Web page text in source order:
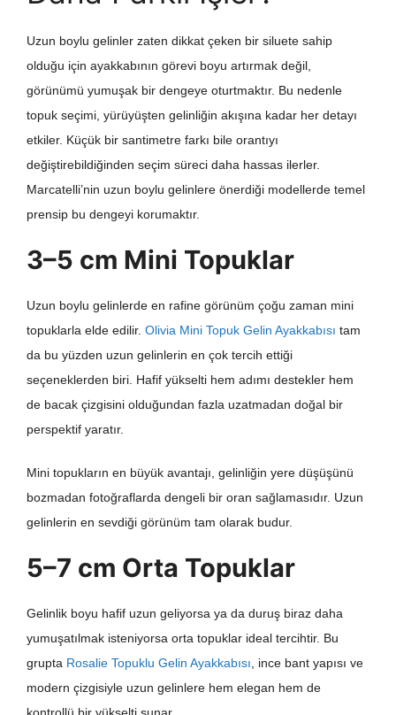
Uzun boylu gelinler zaten dikkat çeken bir siluete sahip
olduğu için ayakkabının görevi boyu artırmak değil,
görünümü yumuşak bir dengeye oturtmaktır. Bu nedenle
topuk seçimi, yürüyüşten gelinliğin akışına kadar her detayı
etkiler. Küçük bir santimetre farkı bile orantıyı
değiştirebildiğinden seçim süreci daha hassas ilerler.
Marcatelli’nin uzun boylu gelinlere önerdiği modellerde temel
prensip bu dengeyi korumaktır.
3–5 cm Mini Topuklar
Uzun boylu gelinlerde en rafine görünüm çoğu zaman mini
topuklarla elde edilir. Olivia Mini Topuk Gelin Ayakkabısı tam
da bu yüzden uzun gelinlerin en çok tercih ettiği
seçeneklerden biri. Hafif yükselti hem adımı destekler hem
de bacak çizgisini olduğundan fazla uzatmadan doğal bir
perspektif yaratır.
Mini topukların en büyük avantajı, gelinliğin yere düşüşünü
bozmadan fotoğraflarda dengeli bir oran sağlamasıdır. Uzun
gelinlerin en sevdiği görünüm tam olarak budur.
5–7 cm Orta Topuklar
Gelinlik boyu hafif uzun geliyorsa ya da duruş biraz daha
yumuşatılmak isteniyorsa orta topuklar ideal tercihtir. Bu
grupta Rosalie Topuklu Gelin Ayakkabısı , ince bant yapısı ve
modern çizgisiyle uzun gelinlere hem elegan hem de